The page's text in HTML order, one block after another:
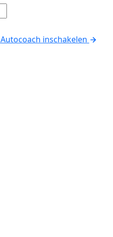
Autocoach inschakelen